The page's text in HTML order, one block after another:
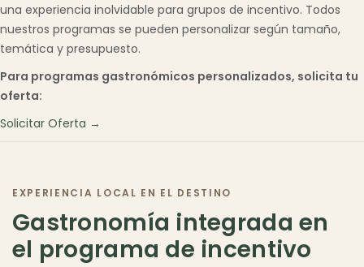
una experiencia inolvidable para grupos de incentivo. Todos
nuestros programas se pueden personalizar según tamaño,
temática y presupuesto.
Para programas gastronómicos personalizados, solicita tu
oferta:
Solicitar Oferta →
EXPERIENCIA LOCAL EN EL DESTINO
Gastronomía integrada en
el programa de incentivo